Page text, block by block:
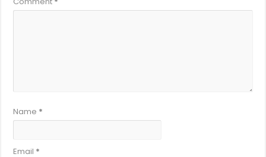
Name *
Email *